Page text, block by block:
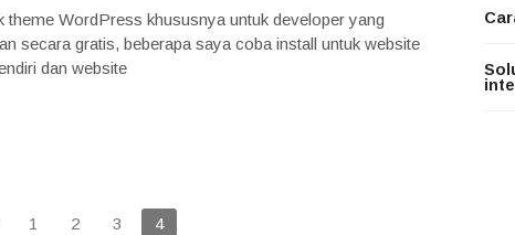
theme WordPress khususnya untuk developer yang
secara gratis, beberapa saya coba install untuk website
dan website
1 2 3 4